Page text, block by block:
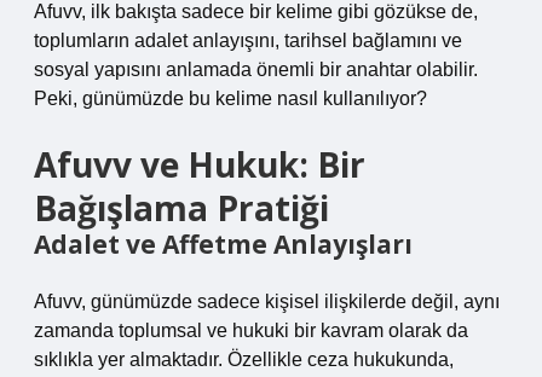
Afuvv, ilk bakışta sadece bir kelime gibi gözükse de,
toplumların adalet anlayışını, tarihsel bağlamını ve
sosyal yapısını anlamada önemli bir anahtar olabilir.
Peki, günümüzde bu kelime nasıl kullanılıyor?
Afuvv ve Hukuk: Bir
Bağışlama Pratiği
Adalet ve Affetme Anlayışları
Afuvv, günümüzde sadece kişisel ilişkilerde değil, aynı
zamanda toplumsal ve hukuki bir kavram olarak da
sıklıkla yer almaktadır. Özellikle ceza hukukunda,